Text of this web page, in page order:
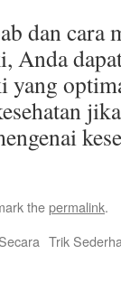
dan cara
Anda
yang
thepermalink.
Trik